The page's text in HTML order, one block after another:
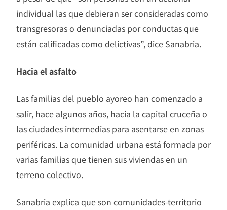
individual las que debieran ser consideradas como
transgresoras o denunciadas por conductas que
están calificadas como delictivas”, dice Sanabria.
Hacia el asfalto
Las familias del pueblo ayoreo han comenzado a
salir, hace algunos años, hacia la capital cruceña o
las ciudades intermedias para asentarse en zonas
periféricas. La comunidad urbana está formada por
varias familias que tienen sus viviendas en un
terreno colectivo.
Sanabria explica que son comunidades-territorio